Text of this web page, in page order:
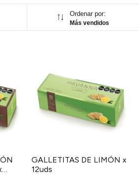
Ordenar por:
Más vendidos
GALLETITAS DE LIMÓN x
12uds